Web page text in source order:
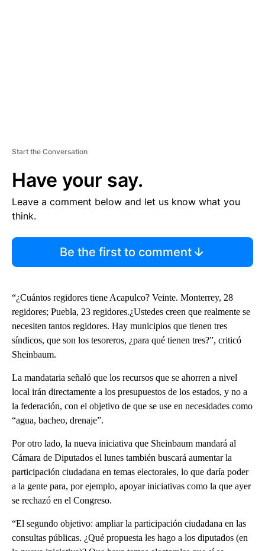
Start the Conversation
Have your say.
Leave a comment below and let us know what you
think.
Be the first to comment
“¿Cuántos regidores tiene Acapulco? Veinte. Monterrey, 28
regidores; Puebla, 23 regidores.¿Ustedes creen que realmente se
necesiten tantos regidores. Hay municipios que tienen tres
síndicos, que son los tesoreros, ¿para qué tienen tres?”, criticó
Sheinbaum.
La mandataria señaló que los recursos que se ahorren a nivel
local irán directamente a los presupuestos de los estados, y no a
la federación, con el objetivo de que se use en necesidades como
“agua, bacheo, drenaje”.
Por otro lado, la nueva iniciativa que Sheinbaum mandará al
Cámara de Diputados el lunes también buscará aumentar la
participación ciudadana en temas electorales, lo que daría poder
a la gente para, por ejemplo, apoyar iniciativas como la que ayer
se rechazó en el Congreso.
“El segundo objetivo: ampliar la participación ciudadana en las
consultas públicas. ¿Qué propuesta les hago a los diputados (en